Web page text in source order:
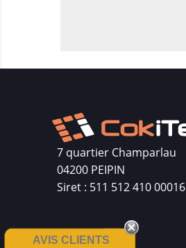
7 quartier Champarlau
04200 PEIPIN
Siret : 511 512 410 00016
AVIS CLIENTS